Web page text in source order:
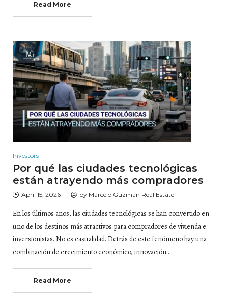
Read More
Investors
Por qué las ciudades tecnológicas
están atrayendo más compradores
April 15, 2026 by Marcelo Guzman Real Estate
En los últimos años, las ciudades tecnológicas se han convertido en
uno de los destinos más atractivos para compradores de vivienda e
inversionistas. No es casualidad. Detrás de este fenómeno hay una
combinación de crecimiento económico, innovación…
Read More